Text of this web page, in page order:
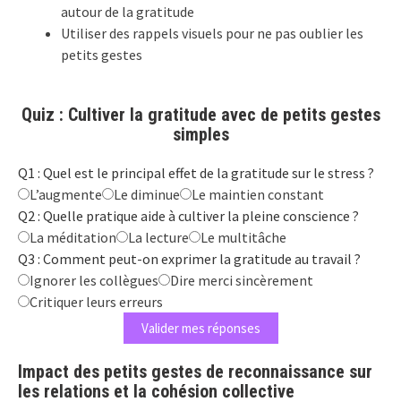
autour de la gratitude
Utiliser des rappels visuels pour ne pas oublier les
petits gestes
Quiz : Cultiver la gratitude avec de petits gestes
simples
Q1 : Quel est le principal effet de la gratitude sur le stress ?
L’augmente
Le diminue
Le maintien constant
Q2 : Quelle pratique aide à cultiver la pleine conscience ?
La méditation
La lecture
Le multitâche
Q3 : Comment peut-on exprimer la gratitude au travail ?
Ignorer les collègues
Dire merci sincèrement
Critiquer leurs erreurs
Valider mes réponses
Impact des petits gestes de reconnaissance sur
les relations et la cohésion collective